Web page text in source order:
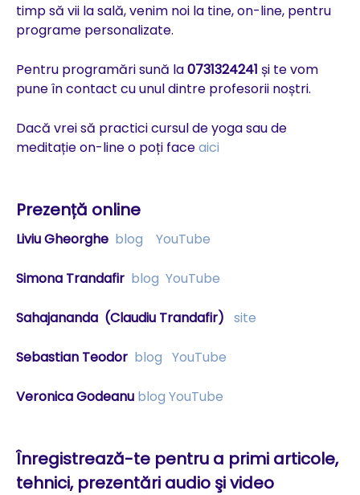
timp să vii la sală, venim noi la tine, on-line, pentru
programe personalizate.
Pentru programări sună la0731324241 și te vom
pune în contact cu unul dintre profesorii noștri.
Dacă vrei să practici cursul de yoga sau de
meditație on-line o poți faceaici
Prezență online
Liviu Gheorghe blog YouTube
Simona Trandafir blog YouTube
Sahajananda (Claudiu Trandafir) site
Sebastian Teodor blog YouTube
Veronica Godeanu blog YouTube
Înregistrează-te pentru a primi articole,
tehnici, prezentări audio şi video